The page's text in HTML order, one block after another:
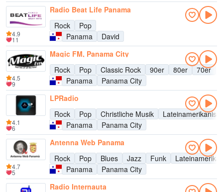
Radio Beat Life Panama
Rock
Pop
Panama
David
4.9
11
Magic FM, Panama City
Rock
Pop Classic Rock 90er 80er 70er
Panama
Panama City
4.5
9
LPRadio
Rock
Pop Christliche Musik
Panama
Panama City
4.1
6
Antenna Web Panama
Rock
Pop Blues Jazz Funk
Panama
Panama City
4.7
5
Radio Internauta